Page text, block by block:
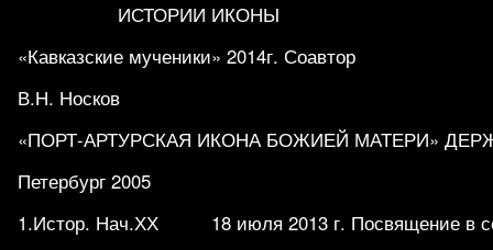
ИСТОРИИ ИКОНЫ
«Кавказские мученики» 2014г. Соавтор
В.Н. Носков
«ПОРТ-АРТУРСКАЯ ИКОНА БОЖИЕЙ МАТЕРИ»
Петербург 2005
1.Истор. Нач.ХХ
18 июля 2013 г. Посвящение в